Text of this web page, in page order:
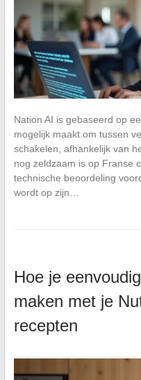
Nation AI is gebaseerd op
mogelijk maakt om tussen
schakelen, afhankelijk van
nog zeldzaam is op Franse
technische beoordeling
wordt op zijn…
Hoe je
maken met je
recepten